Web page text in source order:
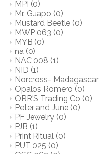
MPI (0)
Mr. Guapo (0)
Mustard Beetle (0)
MWP 063 (0)
MYB (0)
na (0)
NAC 008 (1)
NID (1)
Norcross- Madagascar
Opalos Romero (0)
ORR'S Trading Co (0)
Peter and June (0)
PF Jewelry (0)
PJB (1)
Print Ritual (0)
PUT 025 (0)